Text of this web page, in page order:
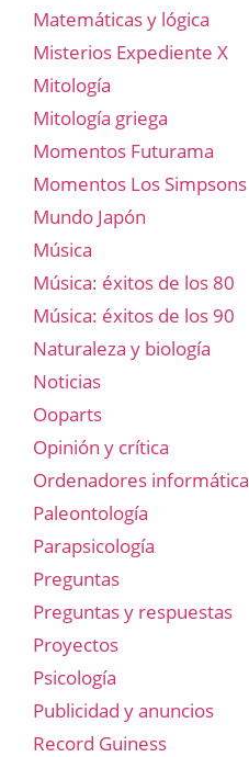
Matemáticas y lógica
Misterios Expediente X
Mitología
Mitología griega
Momentos Futurama
Momentos Los Simpsons
Mundo Japón
Música
Música: éxitos de los 80
Música: éxitos de los 90
Naturaleza y biología
Noticias
Ooparts
Opinión y crítica
Ordenadores informática
Paleontología
Parapsicología
Preguntas
Preguntas y respuestas
Proyectos
Psicología
Publicidad y anuncios
Record Guiness